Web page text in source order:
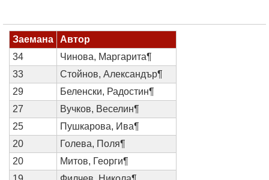
Заемана
Автор
34
Чинова, Маргарита¶
33
Стойнов, Александър¶
29
Беленски, Радостин¶
27
Вучков, Веселин¶
25
Пушкарова, Ива¶
20
Голева, Поля¶
20
Митов, Георги¶